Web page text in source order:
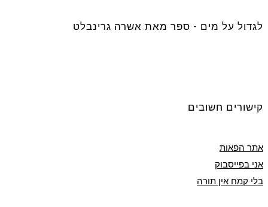
לגדול על מים - ספר מאת אשרה גרינבלט
קישורים חשובים
אתר הפאות
אני בפייסבוק
בלי קמח אין תורה